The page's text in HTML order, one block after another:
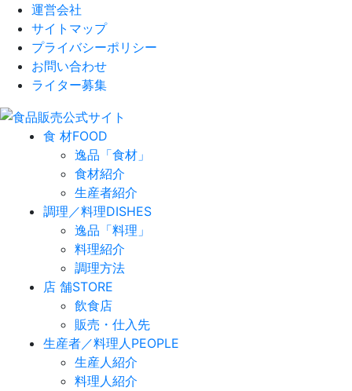
運営会社
サイトマップ
プライバシーポリシー
お問い合わせ
ライター募集
食 材FOOD
逸品「食材」
食材紹介
生産者紹介
調理／料理DISHES
逸品「料理」
料理紹介
調理方法
店 舗STORE
飲食店
販売・仕入先
生産者／料理人PEOPLE
生産人紹介
料理人紹介